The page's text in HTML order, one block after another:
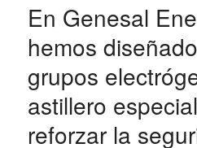
En Genesal
hemos
grupos
astillero
reforzar la